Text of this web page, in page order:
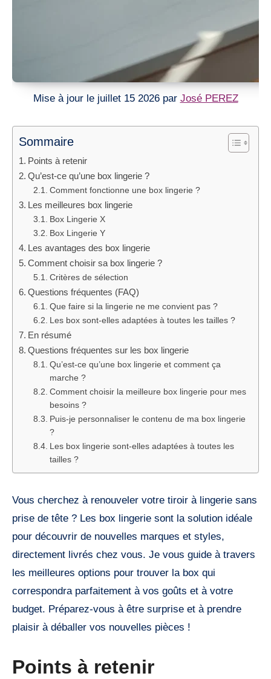
Mise à jour le juillet 15 2026 par José PEREZ
Sommaire
Points à retenir
Qu’est-ce qu’une box lingerie ?
Comment fonctionne une box lingerie ?
Les meilleures box lingerie
Box Lingerie X
Box Lingerie Y
Les avantages des box lingerie
Comment choisir sa box lingerie ?
Critères de sélection
Questions fréquentes (FAQ)
Que faire si la lingerie ne me convient pas ?
Les box sont-elles adaptées à toutes les tailles ?
En résumé
Questions fréquentes sur les box lingerie
Qu’est-ce qu’une box lingerie et comment ça
marche ?
Comment choisir la meilleure box lingerie pour mes
besoins ?
Puis-je personnaliser le contenu de ma box lingerie
?
Les box lingerie sont-elles adaptées à toutes les
tailles ?
Vous cherchez à renouveler votre tiroir à lingerie sans
prise de tête ? Les box lingerie sont la solution idéale
pour découvrir de nouvelles marques et styles,
directement livrés chez vous. Je vous guide à travers
les meilleures options pour trouver la box qui
correspondra parfaitement à vos goûts et à votre
budget. Préparez-vous à être surprise et à prendre
plaisir à déballer vos nouvelles pièces !
Points à retenir